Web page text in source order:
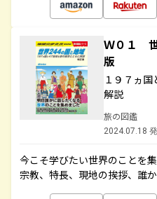
Ｗ０１
版
１９７ヵ
解説
旅の図鑑
2024.07.18
今こそ学びたい世界のことを
宗教、特長、現地の挨拶、誰